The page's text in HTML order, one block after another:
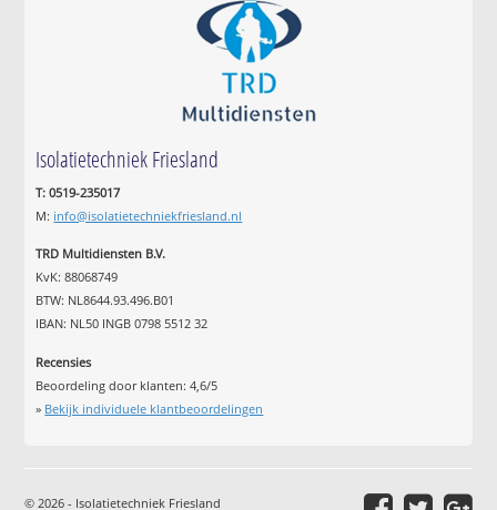
Isolatietechniek Friesland
T: 0519-235017
M: info@isolatietechniekfriesland.nl
TRD Multidiensten B.V.
KvK: 88068749
BTW: NL8644.93.496.B01
IBAN: NL50 INGB 0798 5512 32
Recensies
Beoordeling door klanten:4,6/5
» Bekijk individuele klantbeoordelingen
© 2026 - Isolatietechniek Friesland